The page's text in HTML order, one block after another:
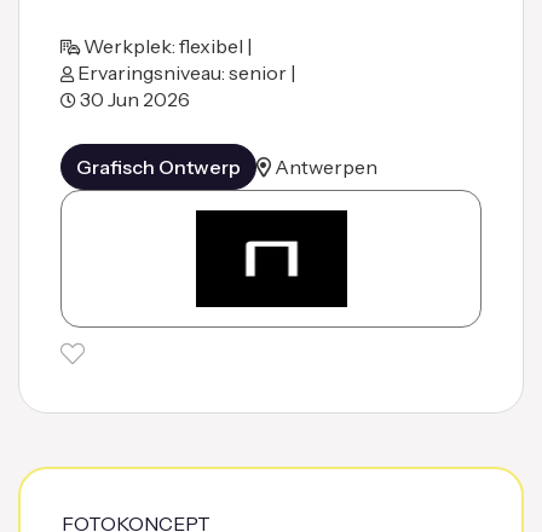
Werkplek: flexibel |
Ervaringsniveau: senior |
30 Jun 2026
Grafisch Ontwerp Antwerpen
FOTOKONCEPT